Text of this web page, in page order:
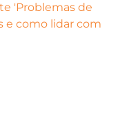
'Problemas de
e como lidar com